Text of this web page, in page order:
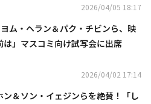
2026/04/05 18:17
ヨム・ヘラン＆パク・チビンら、映
は」マスコミ向け試写会に出席
2026/04/02 17:14
ン＆ソン・イェジンらを絶賛！「し